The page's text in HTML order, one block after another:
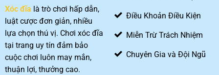
ván
Xóc đĩa là trò chơi hấp dẫn,
luật cược đơn giản, nhiều
lựa chọn thú vị. Chơi xóc đĩa
tại trang uy tín đảm bảo
cuộc chơi luôn may mắn,
thuận lợi, thưởng cao.
Điều Khoản Điều Kiện
Miễn Trừ Trách Nhiệm
Chuyên Gia và Đội Ngũ